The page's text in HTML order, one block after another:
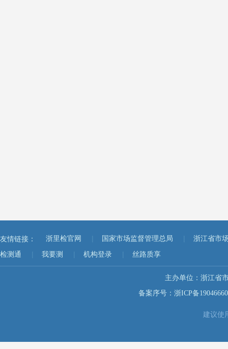
友情链接： 浙里检官网 国家市场监督管理总局 浙江省市
检测通 我要测 机构登录 丝路质享
主办单位：浙江省
备案序号：浙ICP备
建议使